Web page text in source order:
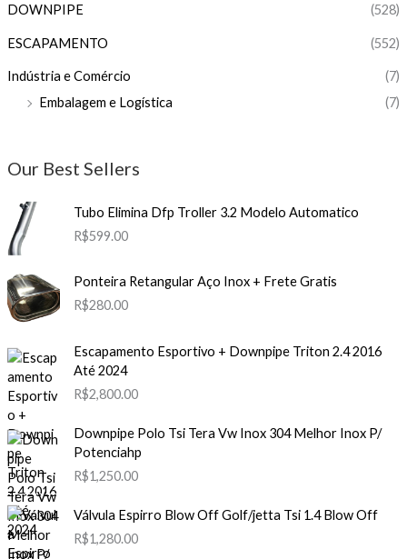
DOWNPIPE (528)
ESCAPAMENTO (552)
Indústria e Comércio
(7)
Embalagem e Logística
(7)
Our Best Sellers
Tubo Elimina Dfp Troller 3.2 Modelo Automatico
R$599.00
Ponteira Retangular Aço Inox + Frete Gratis
R$280.00
Escapamento Esportivo + Downpipe Triton 2.4 2016
Até 2024
R$2,800.00
Downpipe Polo Tsi Tera Vw Inox 304 Melhor Inox P/
Potenciahp
R$1,250.00
Válvula Espirro Blow Off Golf/jetta Tsi 1.4 Blow Off
R$1,280.00